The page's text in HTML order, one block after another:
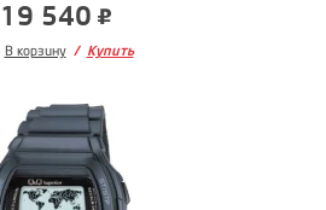
19 540
В корзину Купить